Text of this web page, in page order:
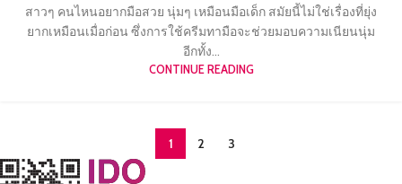
สาวๆ คนไหนอยากมือสวย นุ่มๆ เหมือนมือเด็ก สมัยนี้ไม่ใช่เรื่องที่ยุ่ง
ยากเหมือนเมื่อก่อน ซึ่งการใช้ครีมทามือจะช่วยมอบความเนียนนุ่ม
อีกทั้ง...
CONTINUE READING
1 2 3